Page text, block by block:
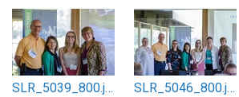
SLR_5039_800.jpg SLR_5046_800.jpg